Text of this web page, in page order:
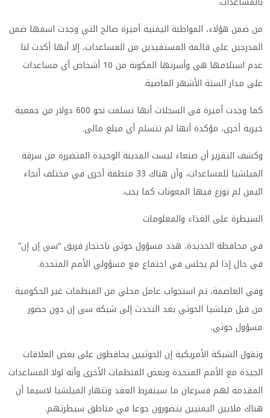
من ضمن هؤلاء، المواطنة اليمنية أميرة صالح التي وجدت اسمها ضمن
المدرجين على قائمة المستفيدين من المساعدات، إلا أنها أكدت لنا
عدم استلامها هي وأسرتها المكونة من 10 أشخاص أي مساعدات
على مدار الستة الأشهر الماضية.
كما وجدت أميرة في السجلات أنها تسلمت نحو 600 دولار من جمعية
خيرية أخرى، مؤكدة أنها لم تتسلم أي مبلغ مالي.
وكشف التقرير أن صنعاء ليست المدينة الوحيدة المتضررة من سرقة
الميلشيا للمساعدات، وأن هناك 33 منطقة أخرى في مختلف أنحاء
اليمن لم توزع فيها المعونات كما يجب.
السيطرة على الغذاء والمعلومات
في محافظة الحديدة، هدد مسؤول حوثي باحتجاز فريق “سي إن إن”
في حال إذا لم يجلس في اجتماع مع مسؤولي الأمم المتحدة.
وفي العاصمة، تم استجواب عامل محلي من المنظمات غير الحكومية
من قبل ميلشيا الحوثي بعد التحدث إلى شبكة سي إن دون حضور
مسؤول حوثي.
وتقول الشبكة الأمريكية إن الحوثيين يحافظون على بعض العلاقات
الجيدة مع الأمم المتحدة وبعض المنظمات الأخرى وأنه لولا المساعدات
المقدمة لهم فسرعان ما سينفرط العقد وتنهار الميلشيا لاسيما أن
هناك ملايين اليمنيين يتضورون جوعا في مناطق سيطرتهم.